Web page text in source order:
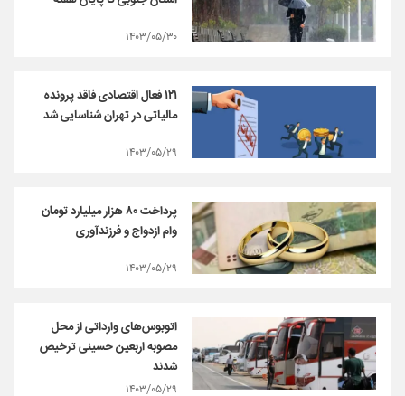
۱۴۰۳/۰۵/۳۰
۱۲۱ فعال اقتصادی فاقد پرونده
مالیاتی در تهران شناسایی شد
۱۴۰۳/۰۵/۲۹
پرداخت ۸۰ هزار میلیارد تومان
وام ازدواج و فرزندآوری
۱۴۰۳/۰۵/۲۹
اتوبوس‌های وارداتی از محل
مصوبه اربعین حسینی ترخیص
شدند
۱۴۰۳/۰۵/۲۹